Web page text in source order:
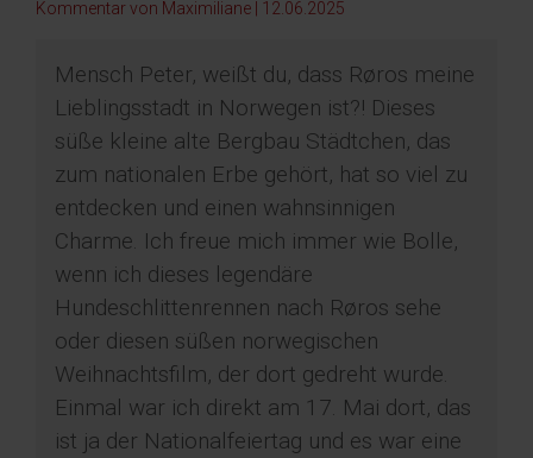
Kommentar von Maximiliane | 12.06.2025
Mensch Peter, weißt du, dass Røros meine
Lieblingsstadt in Norwegen ist?! Dieses
süße kleine alte Bergbau Städtchen, das
zum nationalen Erbe gehört, hat so viel zu
entdecken und einen wahnsinnigen
Charme. Ich freue mich immer wie Bolle,
wenn ich dieses legendäre
Hundeschlittenrennen nach Røros sehe
oder diesen süßen norwegischen
Weihnachtsfilm, der dort gedreht wurde.
Einmal war ich direkt am 17. Mai dort, das
ist ja der Nationalfeiertag und es war eine